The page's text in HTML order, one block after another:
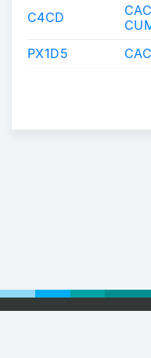
C4CD
PX1D5